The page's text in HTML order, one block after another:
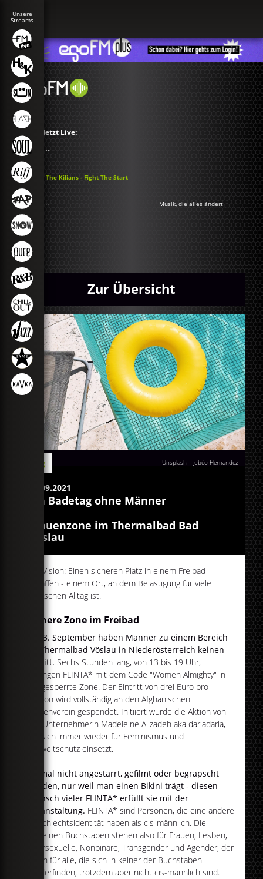
Jetzt Live:
...
The Kilians - Fight The Start
... Musik, die alles ändert
Zur Übersicht
Unsplash | Jubéo Hernandez
Blog
02.09.2021
Ein Badetag ohne Männer
Frauenzone im Thermalbad Bad
Vöslau
Die Vision: Einen sicheren Platz in einem Freibad
schaffen - einem Ort, an dem Belästigung für viele
Menschen Alltag ist.
Sichere Zone im Freibad
Am 3. September haben Männer zu einem Bereich
im Thermalbad Vöslau in Niederösterreich keinen
Zutritt. Sechs Stunden lang, von 13 bis 19 Uhr,
gelangen FLINTA* mit dem Code "Women Almighty" in
die gesperrte Zone. Der Eintritt von drei Euro pro
Person wird vollständig an den Afghanischen
Frauenverein gespendet. Initiiert wurde die Aktion von
der Unternehmerin Madeleine Alizadeh aka dariadaria,
die sich immer wieder für Feminismus und
Umweltschutz einsetzt.
Einmal nicht angestarrt, gefilmt oder begrapscht
werden, nur weil man einen Bikini trägt - diesen
Wunsch vieler FLINTA* erfüllt sie mit der
Veranstaltung. FLINTA* sind Personen, die eine andere
Geschlechtsidentität haben als cis-männlich. Die
einzelnen Buchstaben stehen also für Frauen, Lesben,
Intersexuelle, Nonbinäre, Transgender und Agender, der
Stern für alle, die sich in keiner der Buchstaben
wiederfinden, trotzdem aber nicht cis-männlich sind.